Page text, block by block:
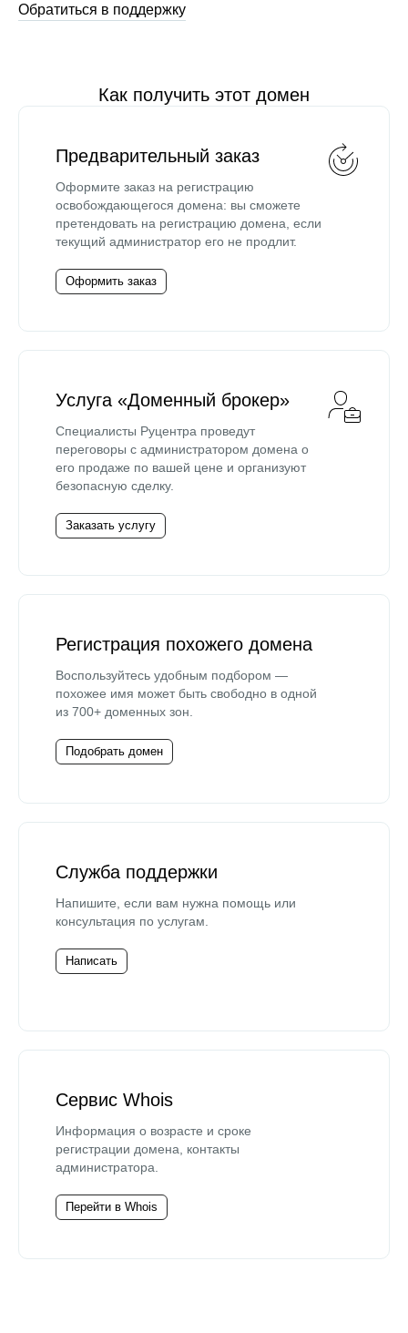
Обратиться в поддержку
Как получить этот домен
Предварительный заказ
Оформите заказ на регистрацию
освобождающегося домена: вы сможете
претендовать на регистрацию домена, если
текущий администратор его не продлит.
Оформить заказ
Услуга «Доменный брокер»
Специалисты Руцентра проведут
переговоры с администратором домена о
его продаже по вашей цене и организуют
безопасную сделку.
Заказать услугу
Регистрация похожего домена
Воспользуйтесь удобным подбором —
похожее имя может быть свободно в одной
из 700+ доменных зон.
Подобрать домен
Служба поддержки
Напишите, если вам нужна помощь или
консультация по услугам.
Написать
Сервис Whois
Информация о возрасте и сроке
регистрации домена, контакты
администратора.
Перейти в Whois